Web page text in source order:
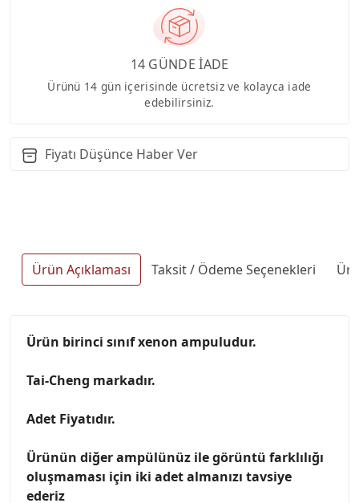
14 GÜNDE İADE
Ürünü 14 gün içerisinde ücretsiz ve kolayca iade
edebilirsiniz.
Fiyatı Düşünce Haber Ver
Ürün Açıklaması Taksit / Ödeme Seçenekleri
Ürün birinci sınıf xenon ampuludur.
Tai-Cheng markadır.
Adet Fiyatıdır.
Ürünün diğer ampülünüz ile görüntü farklılığı
oluşmaması için iki adet almanızı tavsiye
ederiz